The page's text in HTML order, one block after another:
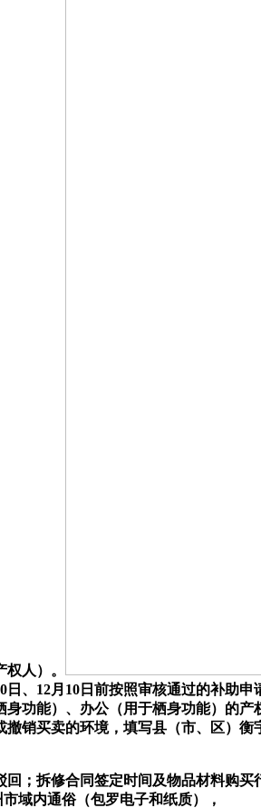
人）。
日、12月10日前按照审核通过的补助
身功能）、办公（用于栖身功能）的
销买卖的环境，填写县（市、区）
拆修合同签定时间及物品材料购买
域内通俗（包罗电子和纸质），